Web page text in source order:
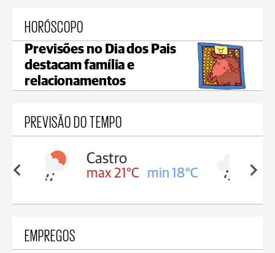
HORÓSCOPO
Previsões no Dia dos Pais
destacam família e
relacionamentos
PREVISÃO DO TEMPO
18°C
Carambeí
max 20°C min 18°C
EMPREGOS